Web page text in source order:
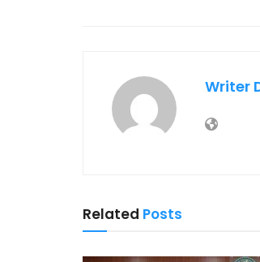
Writer
Related Posts